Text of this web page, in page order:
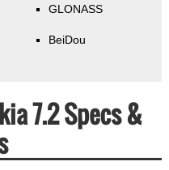
GLONASS
BeiDou
7.2 Specs &